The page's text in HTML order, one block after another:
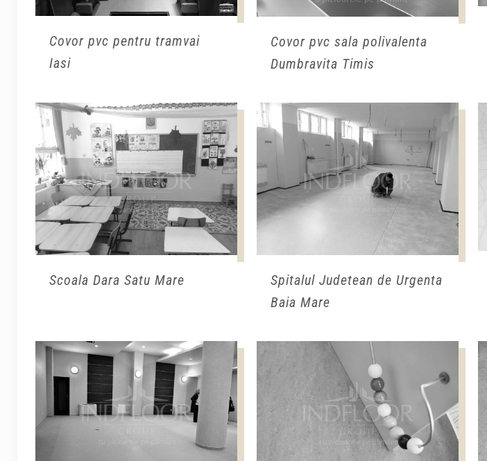
Covor pvc pentru tramvai
Iasi
Covor pvc sala polivalenta
Dumbravita Timis
Scoala Dara Satu Mare
Spitalul Judetean de Urgenta
Baia Mare